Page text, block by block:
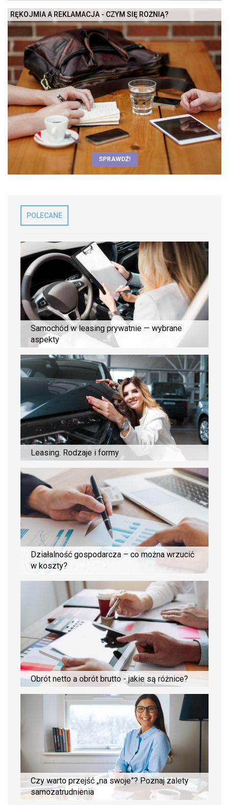
RĘKOJMIA A REKLAMACJA - CZYM SIĘ RÓŻNIĄ?
SPRAWDŹ!
POLECANE
Samochód w leasing prywatnie — wybrane
aspekty
Leasing. Rodzaje i formy
Działalność gospodarcza – co można wrzucić
w koszty?
Obrót netto a obrót brutto - jakie są różnice?
Czy warto przejść „na swoje”? Poznaj zalety
samozatrudnienia